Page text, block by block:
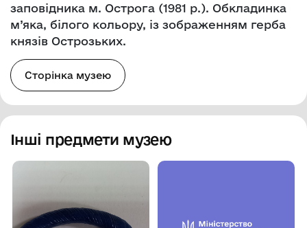
заповідника м. Острога (1981 р.). Обкладинка
м’яка, білого кольору, із зображенням герба
князів Острозьких.
Сторінка музею
Інші предмети музею